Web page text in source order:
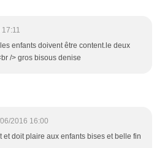
enfants doivent être content.le deux
/> gros bisous denise
2016 16:00
et doit plaire aux enfants bises et belle fin